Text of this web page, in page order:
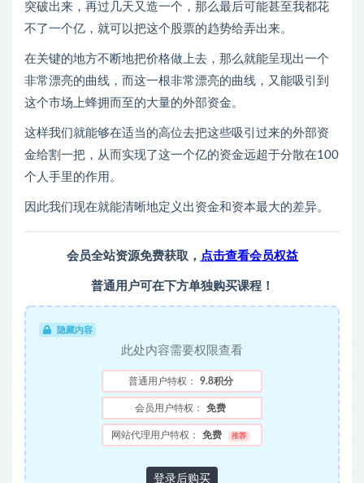
突破出来，再过几天又造一个，那么最后可能甚至我都花
不了一个亿，就可以把这个股票的趋势给弄出来。
在关键的地方不断地把价格做上去，那么就能呈现出一个
非常漂亮的曲线，而这一根非常漂亮的曲线，又能吸引到
这个市场上蜂拥而至的大量的外部资金。
这样我们就能够在适当的高位去把这些吸引过来的外部资
金给割一把，从而实现了这一个亿的资金远超于分散在100
个人手里的作用。
因此我们现在就能清晰地定义出资金和资本最大的差异。
会员全站资源免费获取， 点击查看会员权益
普通用户可在下方单独购买课程！
隐藏内容
此处内容需要权限查看
普通用户特权： 9.8积分
会员用户特权： 免费
网站代理用户特权： 免费 推荐
登录后购买